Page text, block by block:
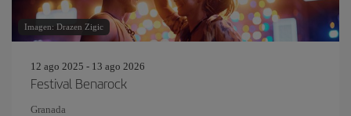
Imagen: Drazen Zigic
12 ago 2025 - 13 ago 2026
Festival Benarock
Granada